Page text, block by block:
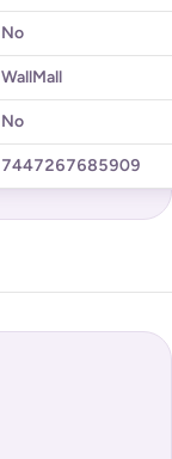
No
WallMall
No
7447267685909